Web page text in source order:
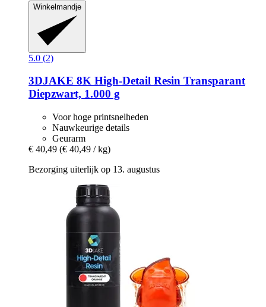
Winkelmandje
5.0 (2)
3DJAKE 8K High-​Detail Resin Transparant
Diepzwart, 1.000 g
Voor hoge printsnelheden
Nauwkeurige details
Geurarm
€ 40,49 (€ 40,49 / kg)
Bezorging uiterlijk op 13. augustus